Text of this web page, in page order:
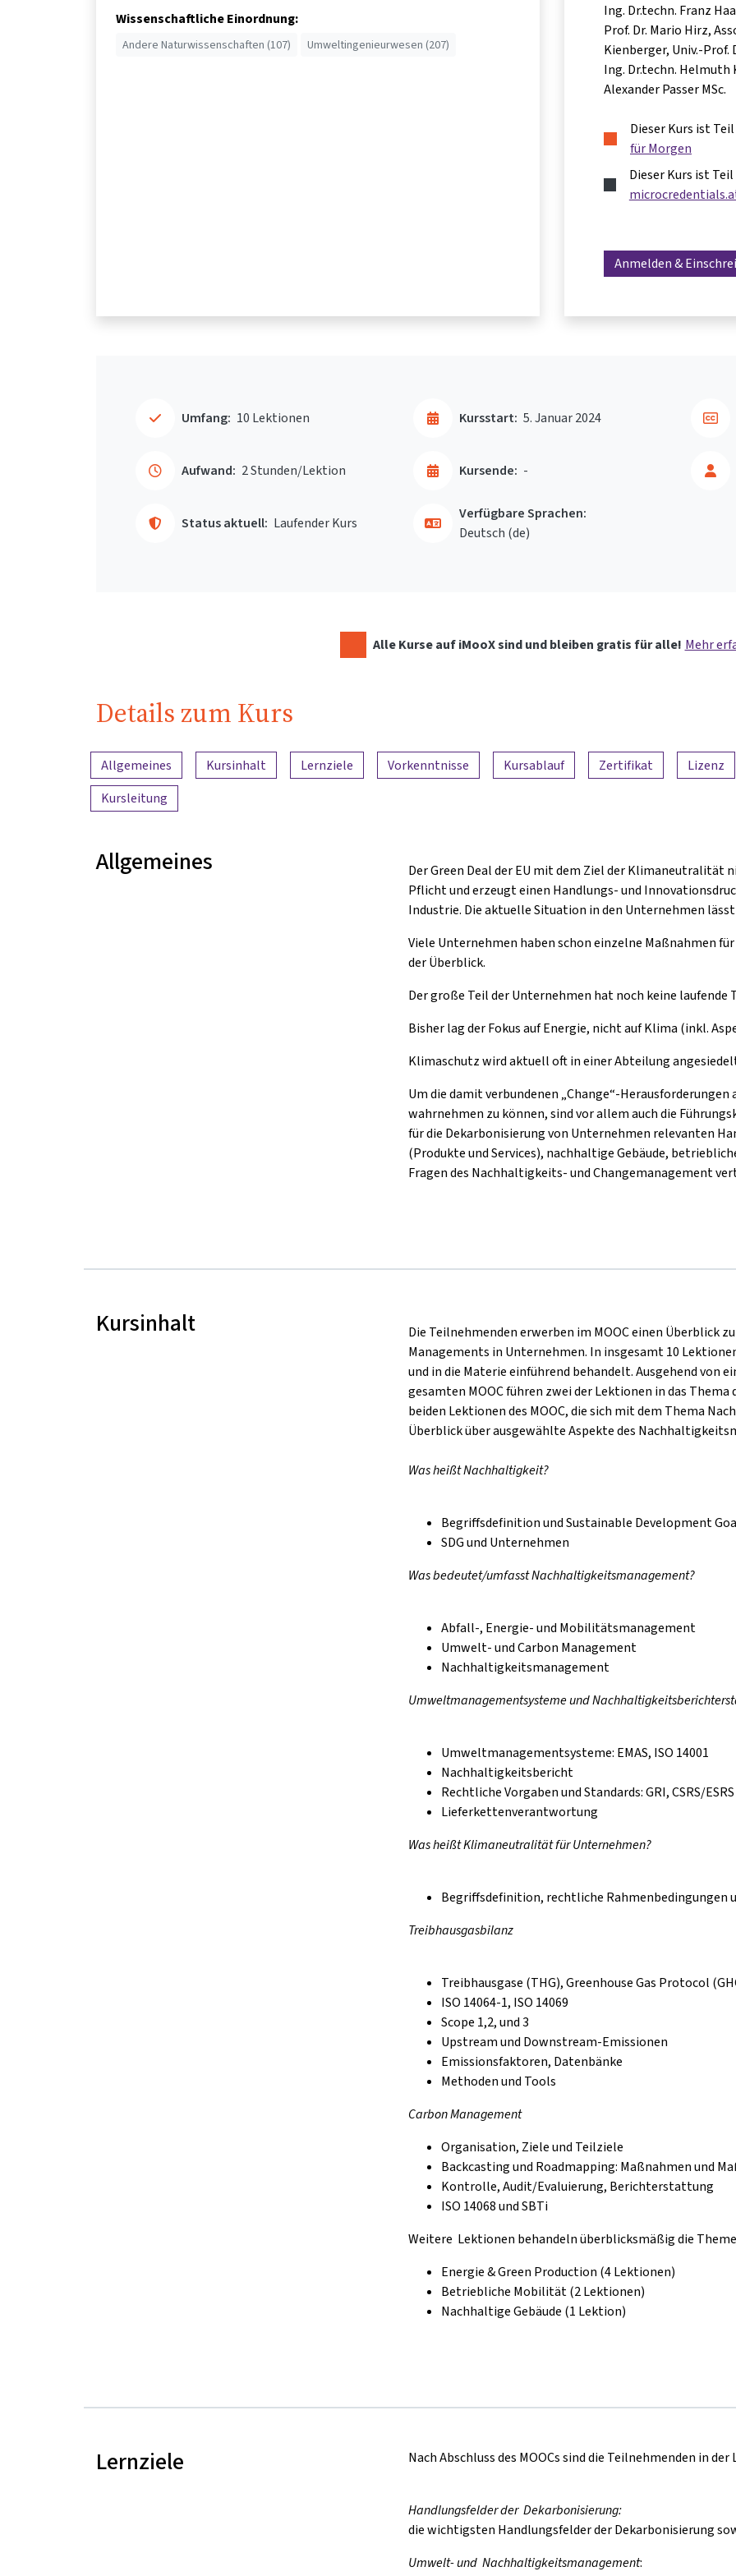
Wissenschaftliche Einordnung:
Andere Naturwissenschaften (107) Umweltingenieurwesen (207)
Ing. Dr.techn. Franz
Prof. Dr. Mario Hirz
Kienberger Univ.-Prof.
Ing. Dr.techn. Helmuth
Alexander Passer MSc.
Dieser Kurs ist
für Morgen
Dieser Kurs ist
Anmelden &
Umfang: 10 Lektionen
Aufwand: 2 Stunden/Lektion
Kursstart: 5. Januar 2024
Kursende: -
Status aktuell: Laufender Kurs
Verfügbare Sprachen:
Deutsch ‎(de)‎
Alle Kurse auf iMooX sind und bleiben gratis für alle! Mehr
Details zum Kurs
Inhaltsübersicht
Allgemeines Kursinhalt Lernziele Vorkenntnisse Kursablauf Zertifikat Lizenz
Kursleitung
Allgemeines
Der Green Deal der EU mit dem Ziel der Klimaneutralität
Pflicht und erzeugt einen Handlungs- und
Industrie. Die aktuelle Situation in den Unternehmen
Viele Unternehmen haben schon einzelne Maßnahmen
der Überblick.
Der große Teil der Unternehmen hat noch keine laufende
Bisher lag der Fokus auf Energie, nicht auf Klima (inkl.
Klimaschutz wird aktuell oft in einer Abteilung
Um die damit verbundenen „Change“-
wahrnehmen zu können, sind vor allem auch die
für die Dekarbonisierung von Unternehmen relevanten
(Produkte und Services), nachhaltige Gebäude,
Fragen des Nachhaltigkeits- und Changemanagement
Kursinhalt
Die Teilnehmenden erwerben im MOOC einen Überblick
Managements in Unternehmen. In insgesamt 10
und in die Materie einführend behandelt. Ausgehend von
gesamten MOOC führen zwei der Lektionen in das
beiden Lektionen des MOOC, die sich mit dem Thema
Überblick über ausgewählte Aspekte des
Was heißt Nachhaltigkeit?
Begriffsdefinition und Sustainable Development
SDG und Unternehmen
Was bedeutet/umfasst Nachhaltigkeitsmanagement?
Abfall-, Energie- und Mobilitätsmanagement
Umwelt- und Carbon Management
Nachhaltigkeitsmanagement
Umweltmanagementsystemeund
Umweltmanagementsysteme: EMAS, ISO 14001
Nachhaltigkeitsbericht
Rechtliche Vorgaben und Standards: GRI, CSRS/ESRS
Lieferkettenverantwortung
Was heißt Klimaneutralität für Unternehmen?
Begriffsdefinition, rechtliche Rahmenbedingungen
Treibhausgasbilanz
Treibhausgase (THG), Greenhouse Gas Protocol
ISO 14064-1, ISO 14069
Scope 1,2, und 3
Upstream und Downstream-Emissionen
Emissionsfaktoren, Datenbänke
Methoden und Tools
Carbon Management
Organisation, Ziele und Teilziele
Backcasting und Roadmapping: Maßnahmen und
Kontrolle, Audit/Evaluierung, Berichterstattung
ISO 14068 und SBTi
Weitere Lektionen behandeln überblicksmäßig die
Energie & Green Production (4 Lektionen)
Betriebliche Mobilität (2 Lektionen)
Nachhaltige Gebäude (1 Lektion)
Lernziele Nach Abschluss des MOOCs sind die Teilnehmenden in der
Handlungsfelder der Dekarbonisierung:
die wichtigsten Handlungsfelder der Dekarbonisierung
Umwelt- und Nachhaltigkeitsmanagement: